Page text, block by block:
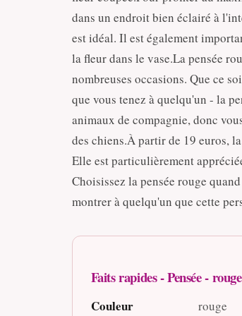
dans un endroit bien éclairé à
est idéal. Il est également
la fleur dans le vase.La pensée
nombreuses occasions. Que ce
que vous tenez à quelqu'un - la
animaux de compagnie, donc
des chiens.À partir de 19 euros,
Elle est particulièrement
Choisissez la pensée rouge
montrer à quelqu'un que cette
Faits rapides - Pensée - rouge
Couleur rouge